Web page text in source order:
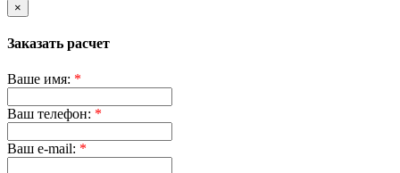
×
Заказать расчет
Ваше имя: *
Ваш телефон: *
Ваш e-mail: *